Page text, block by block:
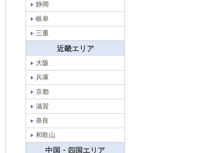
静岡
岐阜
三重
近畿エリア
大阪
兵庫
京都
滋賀
奈良
和歌山
中国・四国エリア